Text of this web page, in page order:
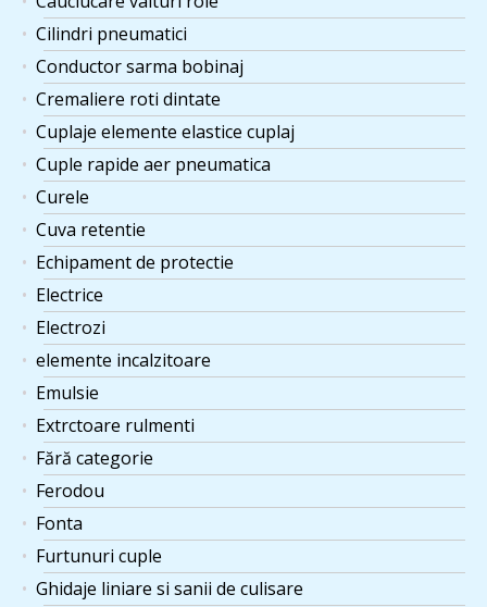
Cilindri pneumatici
Conductor sarma bobinaj
Cremaliere roti dintate
Cuplaje elemente elastice cuplaj
Cuple rapide aer pneumatica
Curele
Cuva retentie
Echipament de protectie
Electrice
Electrozi
elemente incalzitoare
Emulsie
Extrctoare rulmenti
Fără categorie
Ferodou
Fonta
Furtunuri cuple
Ghidaje liniare si sanii de culisare